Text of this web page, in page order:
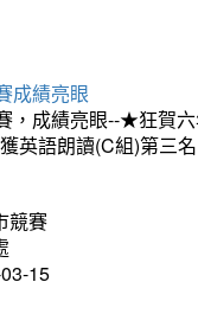
成績亮眼
，成績亮眼--★狂賀
英語朗讀(C組)第三
競賽
15